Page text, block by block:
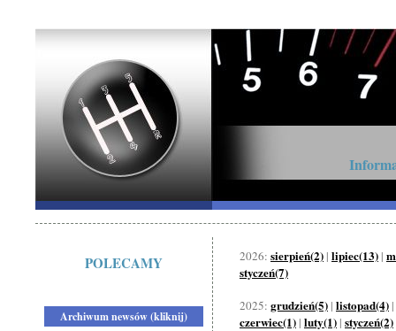
POLECAMY
Archiwum newsów (kliknij)
2026: sierpień(2) | lipiec(13) |
styczeń(7)
2025: grudzień(5) | listopad(4) |
czerwiec(1) | luty(1) | styczeń(2)